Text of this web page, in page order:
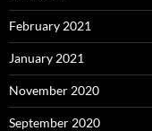
February 2021
January 2021
November 2020
September 2020